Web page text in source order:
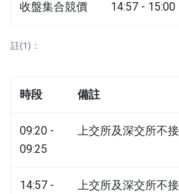
收盤集合競價 14:57 - 15:00
註(1)：
時段 備註
09:20 -
09:25
上交所及深交所不
14:57 -
上交所及深交所不